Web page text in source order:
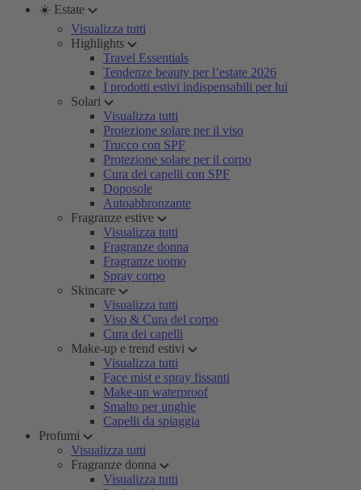
☀️ Estate
Visualizza tutti
Highlights
Travel Essentials
Tendenze beauty per l’estate 2026
I prodotti estivi indispensabili per lui
Solari
Visualizza tutti
Protezione solare per il viso
Trucco con SPF
Protezione solare per il corpo
Cura dei capelli con SPF
Doposole
Autoabbronzante
Fragranze estive
Visualizza tutti
Fragranze donna
Fragranze uomo
Spray corpo
Skincare
Visualizza tutti
Viso & Cura del corpo
Cura dei capelli
Make-up e trend estivi
Visualizza tutti
Face mist e spray fissanti
Make-up waterproof
Smalto per unghie
Capelli da spiaggia
Profumi
Visualizza tutti
Fragranze donna
Visualizza tutti